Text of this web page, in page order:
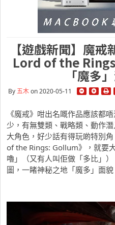
【遊戲新聞】魔
Lord of the
「魔多
By五木on 2020-05-11
《魔戒》咁出名嘅作品應該都
少，有無雙類、戰略類、動作
大角色，好少話有得玩啲特別
of the Rings: Gollum》，就要
嚕」（又有人叫佢做「多比」
圖，一睹神秘之地「魔多」面貌